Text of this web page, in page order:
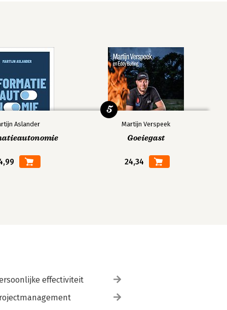
Aslander Martijn Verspeek
Goeiegast
24,34
5
effectiviteit